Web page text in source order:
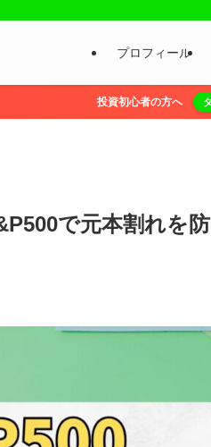
プロフィール
投資初心者の方へ
で元本割れを